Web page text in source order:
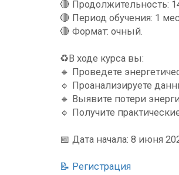
🔴 Продолжительность:
🔴 Период обучения: 1
🔴 Формат: очный.
♻️В ходе курса вы:
🔹 Проведете
🔹 Проанализируете
🔹 Выявите потери
🔹 Получите
📅 Дата начала: 8 июня
📝 Регистрация